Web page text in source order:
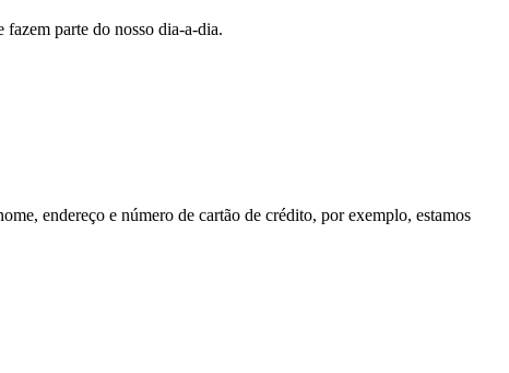
fazem parte do nosso dia-a-dia.
endereço e número de cartão de crédito, por exemplo, estamos